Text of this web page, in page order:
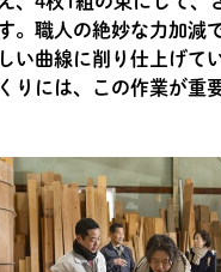
。職人の絶妙な力加減
い曲線に削り仕上げて
りには、この作業が重